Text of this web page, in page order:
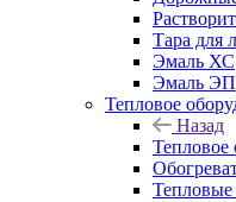
Тара для
Эмаль ХС
Эмаль ЭП
Тепловое
Назад
Тепловое